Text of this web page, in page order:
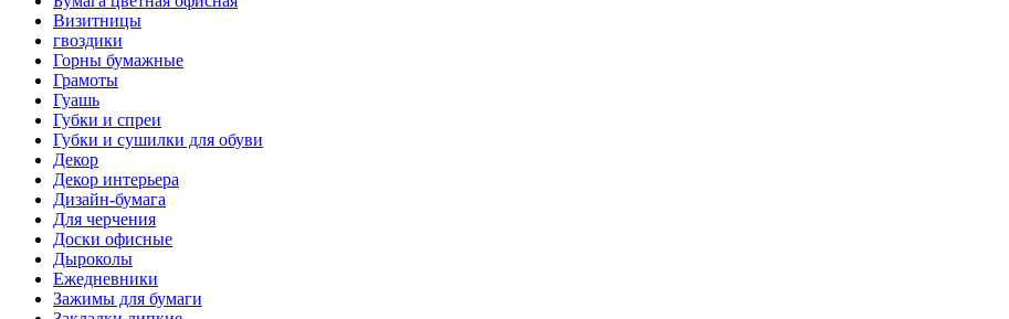
Визитницы
гвоздики
Горны бумажные
Грамоты
Гуашь
Губки и спреи
Губки и сушилки для обуви
Декор
Декор интерьера
Дизайн-бумага
Для черчения
Доски офисные
Дыроколы
Ежедневники
Зажимы для бумаги